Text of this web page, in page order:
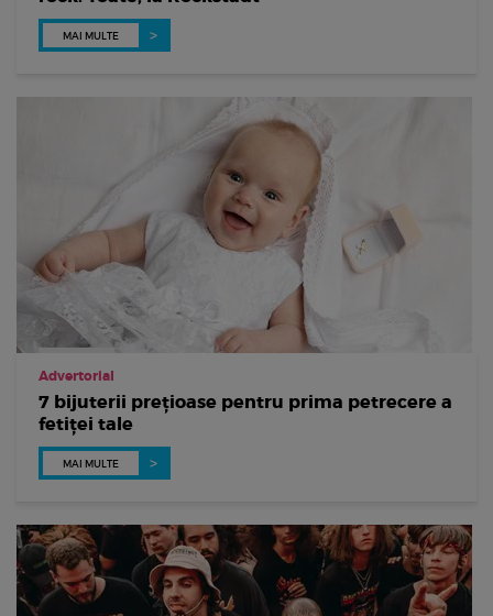
MAI MULTE
Advertorial
7 bijuterii prețioase pentru prima petrecere a
fetiței tale
MAI MULTE